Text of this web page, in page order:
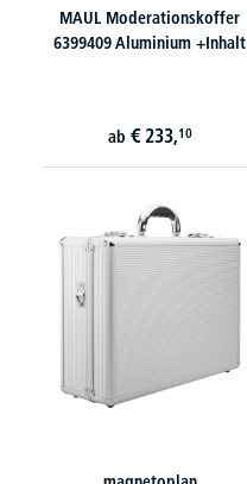
MAUL Moderationskoffer
6399409 Aluminium +Inhalt
ab € 233,10